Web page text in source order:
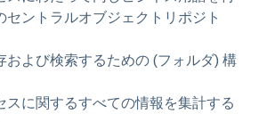
セントラルオブジェクトリポジト
および検索するための (フォルダ) 構
スに関するすべての情報を集計する